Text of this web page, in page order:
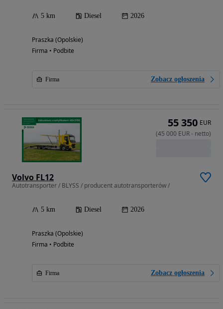
5 km Diesel 2026
Praszka (Opolskie)
Firma • Podbite
Firma Zobacz ogłoszenia
Volvo FL12
Autotransporter / BLYSS / producent autotransporterów /
5 km Diesel 2026
Praszka (Opolskie)
Firma • Podbite
Firma Zobacz ogłoszenia
55 350 EUR
(45 000 EUR- netto)